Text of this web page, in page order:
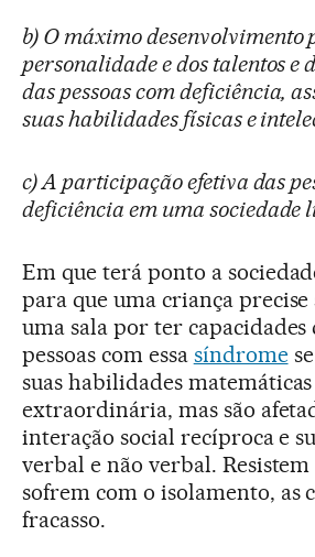
b) O máximo desenvolvimento
personalidade e dos talentos
das pessoas com deficiência,
suas habilidades físicas e
c) A participação efetiva das
deficiência em uma sociedade
Em que terá ponto a
para que uma criança precise
uma sala por ter capacidades
pessoas com essa síndrome
suas habilidades
extraordinária, mas são
interação social recíproca e
verbal e não verbal. Resistem
sofrem com o isolamento, as
fracasso.